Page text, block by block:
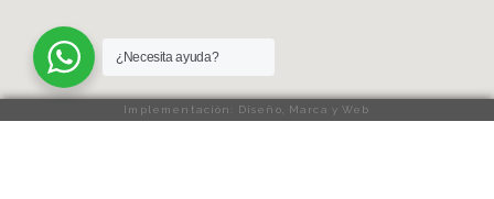
¿Necesita ayuda?
Implementación: Diseño, Marca y Web